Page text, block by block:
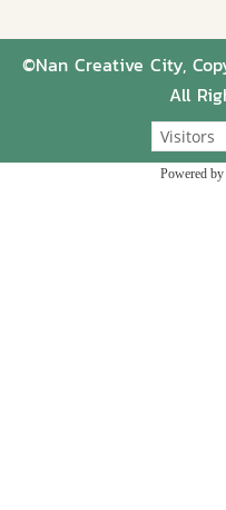
©Nan Creative City,
All
Today's
Powered by